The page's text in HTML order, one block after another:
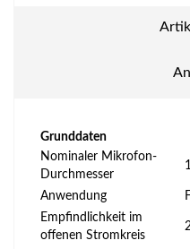
Grunddaten
Nominaler Mikrofon-
Durchmesser
Anwendung
Empfindlichkeit im
offenen Stromkreis